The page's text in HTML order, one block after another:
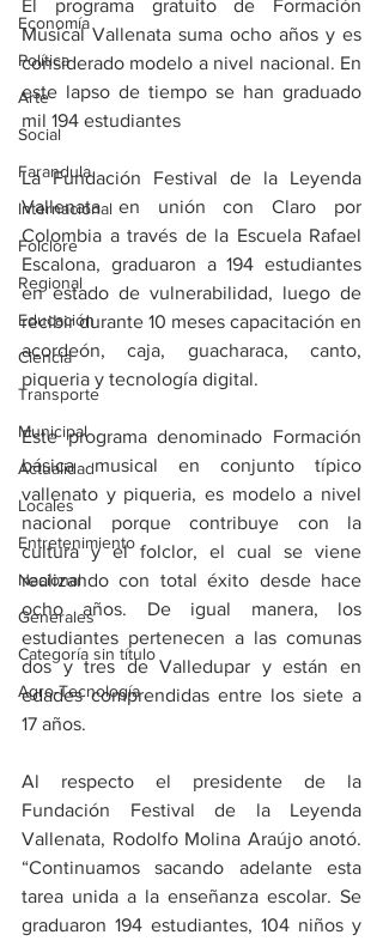
Economía
Política
Arte
Social
Farandula
Internacional
Folclore
Regional
Educación
Ciencia
Transporte
Municipal
Actualidad
Locales
Entretenimiento
Nacional
Generales
Categoría sin título
Agro-Tecnología
El programa gratuito de Formación
Musical Vallenata suma ocho años y es
considerado modelo a nivel nacional. En
este lapso de tiempo se han graduado
mil 194 estudiantes
La Fundación Festival de la Leyenda
Vallenata en unión con Claro por
Colombia a través de la Escuela Rafael
Escalona, graduaron a 194 estudiantes
en estado de vulnerabilidad, luego de
recibir durante 10 meses capacitación en
acordeón, caja, guacharaca, canto,
piqueria y tecnología digital.
Este programa denominado Formación
básica musical en conjunto típico
vallenato y piqueria, es modelo a nivel
nacional porque contribuye con la
cultura y el folclor, el cual se viene
realizando con total éxito desde hace
ocho años. De igual manera, los
estudiantes pertenecen a las comunas
dos y tres de Valledupar y están en
edades comprendidas entre los siete a
17 años.
Al respecto el presidente de la
Fundación Festival de la Leyenda
Vallenata, Rodolfo Molina Araújo anotó.
“Continuamos sacando adelante esta
tarea unida a la enseñanza escolar. Se
graduaron 194 estudiantes, 104 niños y